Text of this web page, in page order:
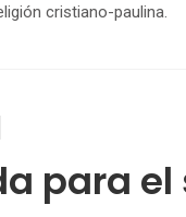
cristiano-paulina.
para